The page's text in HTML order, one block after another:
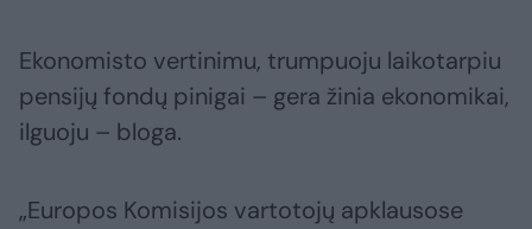
Ekonomisto vertinimu, trumpuoju laikotarpiu
pensijų fondų pinigai – gera žinia ekonomikai,
ilguoju – bloga.
„Europos Komisijos vartotojų apklausose